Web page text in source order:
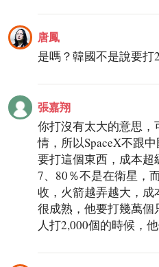
唐鳳
是嗎？韓國不是說要打
張嘉翔
你打沒有太大的意思
情，所以SpaceX不跟
要打這個東西，成本
7、80％不是在衛星，
收，火箭越弄越大，成
很成熟，他要打幾萬
人打2,000個的時候，